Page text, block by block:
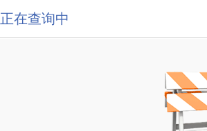
正在查询中